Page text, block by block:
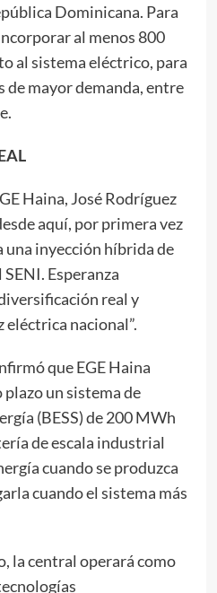
Dominicana. Para
al menos 800
al sistema eléctrico, para
de mayor demanda, entre
Haina, José Rodríguez
aquí, por primera vez
una inyección híbrida de
Esperanza
real y
nacional”.
que EGE Haina
un sistema de
(BESS) de 200 MWh
de escala industrial
cuando se produzca
cuando el sistema más
la central operará como